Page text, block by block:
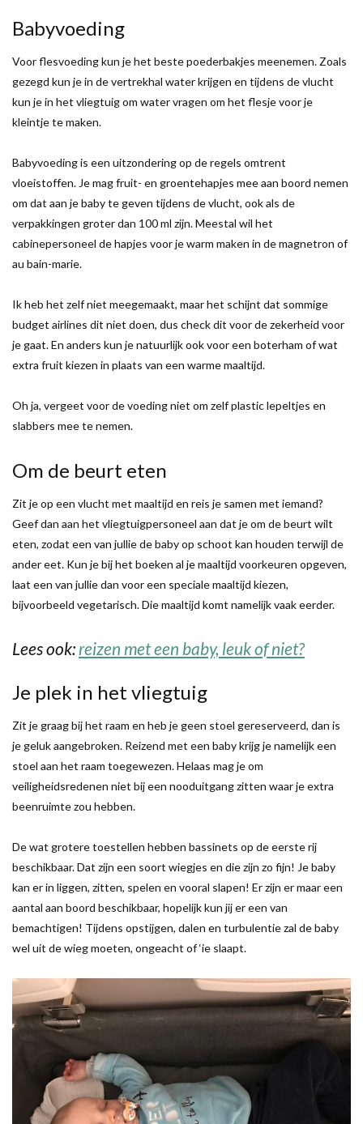
Babyvoeding
Voor flesvoeding kun je het beste poederbakjes meenemen. Zoals
gezegd kun je in de vertrekhal water krijgen en tijdens de vlucht
kun je in het vliegtuig om water vragen om het flesje voor je
kleintje te maken.
Babyvoeding is een uitzondering op de regels omtrent
vloeistoffen. Je mag fruit- en groentehapjes mee aan boord nemen
om dat aan je baby te geven tijdens de vlucht, ook als de
verpakkingen groter dan 100 ml zijn. Meestal wil het
cabinepersoneel de hapjes voor je warm maken in de magnetron of
au bain-marie.
Ik heb het zelf niet meegemaakt, maar het schijnt dat sommige
budget airlines dit niet doen, dus check dit voor de zekerheid voor
je gaat. En anders kun je natuurlijk ook voor een boterham of wat
extra fruit kiezen in plaats van een warme maaltijd.
Oh ja, vergeet voor de voeding niet om zelf plastic lepeltjes en
slabbers mee te nemen.
Om de beurt eten
Zit je op een vlucht met maaltijd en reis je samen met iemand?
Geef dan aan het vliegtuigpersoneel aan dat je om de beurt wilt
eten, zodat een van jullie de baby op schoot kan houden terwijl de
ander eet. Kun je bij het boeken al je maaltijd voorkeuren opgeven,
laat een van jullie dan voor een speciale maaltijd kiezen,
bijvoorbeeld vegetarisch. Die maaltijd komt namelijk vaak eerder.
Lees ook: reizen met een baby, leuk of niet?
Je plek in het vliegtuig
Zit je graag bij het raam en heb je geen stoel gereserveerd, dan is
je geluk aangebroken. Reizend met een baby krijg je namelijk een
stoel aan het raam toegewezen. Helaas mag je om
veiligheidsredenen niet bij een nooduitgang zitten waar je extra
beenruimte zou hebben.
De wat grotere toestellen hebben bassinets op de eerste rij
beschikbaar. Dat zijn een soort wiegjes en die zijn zo fijn! Je baby
kan er in liggen, zitten, spelen en vooral slapen! Er zijn er maar een
aantal aan boord beschikbaar, hopelijk kun jij er een van
bemachtigen! Tijdens opstijgen, dalen en turbulentie zal de baby
wel uit de wieg moeten, ongeacht of ‘ie slaapt.